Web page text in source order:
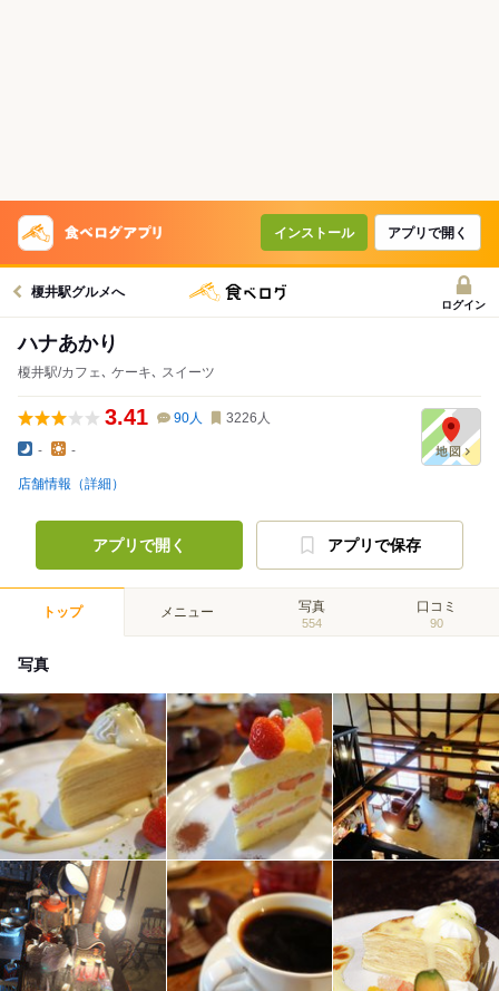
インストール アプリで開く
榎井駅グルメへ
ログイン
ハナあかり
榎井駅/カフェ､ ケーキ､ スイーツ
3.41 90人 3226 人
- -
店舗情報（詳細）
アプリで開く アプリで保存
トップ メニュー 写真
554
口コミ
90
写真